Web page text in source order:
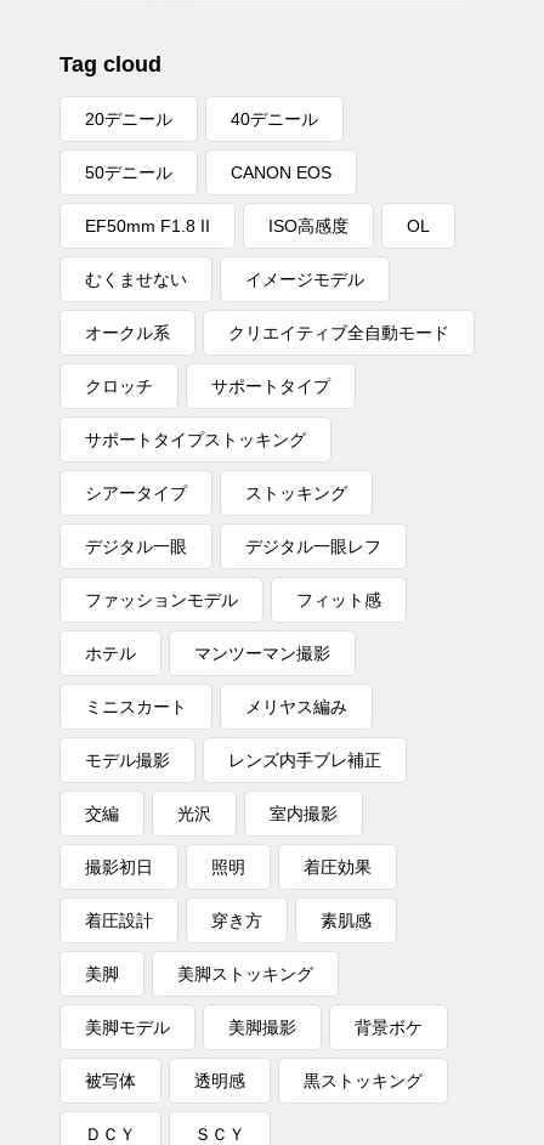
Tag cloud
20デニール 40デニール
50デニール CANON EOS
EF50mm F1.8 II ISO高感度 OL
むくませない イメージモデル
オークル系 クリエイティブ全自動モード
クロッチ サポートタイプ
サポートタイプストッキング
シアータイプ ストッキング
デジタル一眼 デジタル一眼レフ
ファッションモデル フィット感
ホテル マンツーマン撮影
ミニスカート メリヤス編み
モデル撮影 レンズ内手ブレ補正
交編 光沢 室内撮影
撮影初日 照明 着圧効果
着圧設計 穿き方 素肌感
美脚 美脚ストッキング
美脚モデル 美脚撮影 背景ボケ
被写体 透明感 黒ストッキング
ＤＣＹ ＳＣＹ